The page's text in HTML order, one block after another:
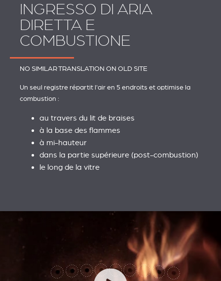
INGRESSO DI ARIA
DIRETTA E
COMBUSTIONE
NO SIMILAR TRANSLATION ON OLD SITE
Un seul registre répartit l'air en 5 endroits et optimise la
combustion :
au travers du lit de braises
à la base des flammes
à mi-hauteur
dans la partie supérieure (post-combustion)
le long de la vitre